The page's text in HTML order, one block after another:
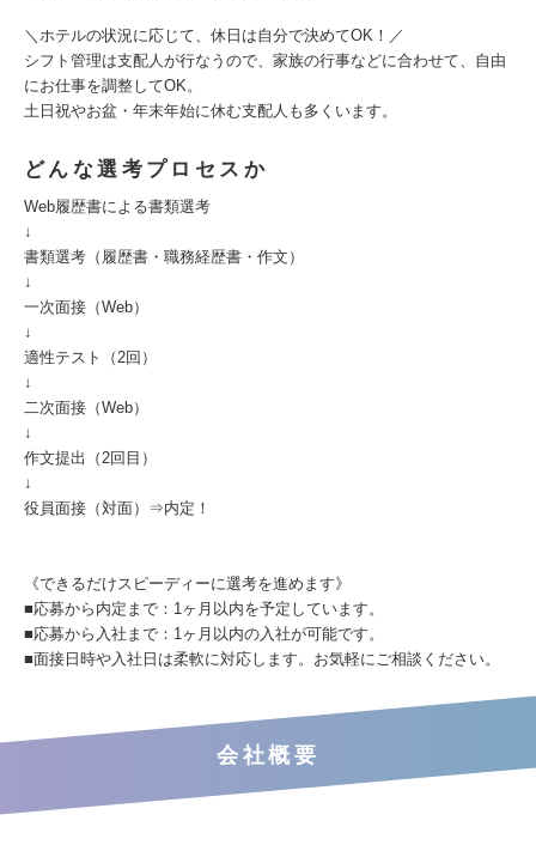
＼ホテルの状況に応じて、休日は自分で決めてOK！／
シフト管理は支配人が行なうので、家族の行事などに合わせて、自由
にお仕事を調整してOK。
土日祝やお盆・年末年始に休む支配人も多くいます。
どんな選考プロセスか
Web履歴書による書類選考
↓
書類選考（履歴書・職務経歴書・作文）
↓
一次面接（Web）
↓
適性テスト（2回）
↓
二次面接（Web）
↓
作文提出（2回目）
↓
役員面接（対面）⇒内定！
《できるだけスピーディーに選考を進めます》
■応募から内定まで：1ヶ月以内を予定しています。
■応募から入社まで：1ヶ月以内の入社が可能です。
■面接日時や入社日は柔軟に対応します。お気軽にご相談ください。
会社概要